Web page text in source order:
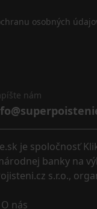
osobných
nám
je spoločnosť
banky
s.r.o.,
O nás